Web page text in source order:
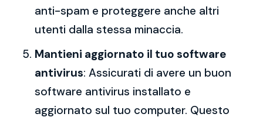
anti-spam e proteggere anche altri
utenti dalla stessa minaccia.
Mantieni aggiornato il tuo software
antivirus: Assicurati di avere un buon
software antivirus installato e
aggiornato sul tuo computer. Questo